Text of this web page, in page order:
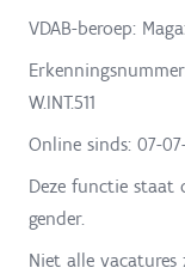
VDAB-beroep:
W.INT.511
Online sinds: 07-
Deze functie staat
gender.
Niet alle vacatures